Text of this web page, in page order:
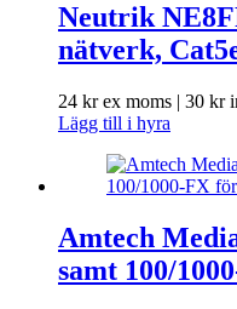
Neutrik
nätverk,
24 krex moms | 30 kr
Lägg till i hyra
Amtech
samt 100/